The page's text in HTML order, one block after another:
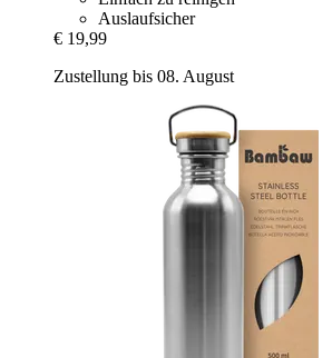
Auslaufsicher
€ 19,99
Zustellung bis 08. August